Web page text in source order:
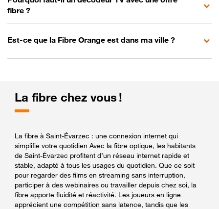
fibre ?
Est-ce que la Fibre Orange est dans ma ville ?
La fibre chez vous !
La fibre à Saint-Évarzec : une connexion internet qui
simplifie votre quotidien Avec la fibre optique, les habitants
de Saint-Évarzec profitent d’un réseau internet rapide et
stable, adapté à tous les usages du quotidien. Que ce soit
pour regarder des films en streaming sans interruption,
participer à des webinaires ou travailler depuis chez soi, la
fibre apporte fluidité et réactivité. Les joueurs en ligne
apprécient une compétition sans latence, tandis que les